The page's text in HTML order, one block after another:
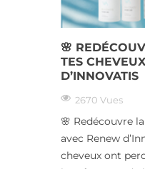
🌸
TES
D’INNOVATIS
2670 Vues
🌸 Redécouvre
avec Renew
cheveux ont